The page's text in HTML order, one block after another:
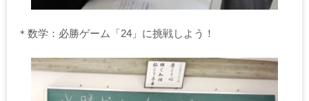
＊数学：必勝ゲーム「24」に挑戦しよう！